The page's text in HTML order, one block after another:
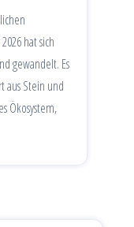
hat sich
gewandelt. Es
aus Stein und
Ökosystem,